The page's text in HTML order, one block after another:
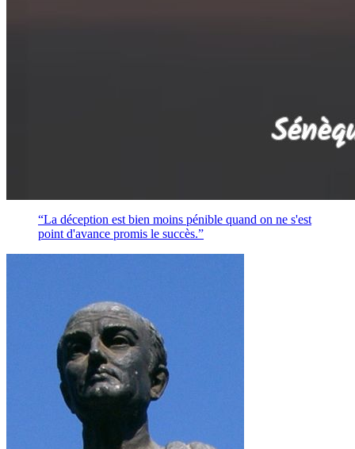
“La déception est bien moins pénible quand on ne s'est
point d'avance promis le succès.”